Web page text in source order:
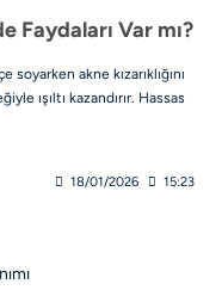
Faydaları Var mı?
akne kızarıklığını
ışıltı kazandırır. Hassas
18/01/2026 15:23